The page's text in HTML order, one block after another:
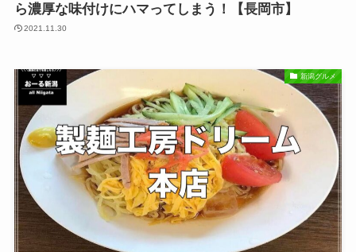
ら濃厚な味付けにハマってしまう！【長岡市】
2021.11.30
新潟グルメ